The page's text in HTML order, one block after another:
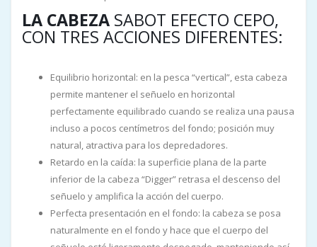
LA CABEZA SABOT EFECTO CEPO,
CON TRES ACCIONES DIFERENTES:
Equilibrio horizontal: en la pesca “vertical”, esta cabeza
permite mantener el señuelo en horizontal
perfectamente equilibrado cuando se realiza una pausa
incluso a pocos centímetros del fondo; posición muy
natural, atractiva para los depredadores.
Retardo en la caída: la superficie plana de la parte
inferior de la cabeza “Digger” retrasa el descenso del
señuelo y amplifica la acción del cuerpo.
Perfecta presentación en el fondo: la cabeza se posa
naturalmente en el fondo y hace que el cuerpo del